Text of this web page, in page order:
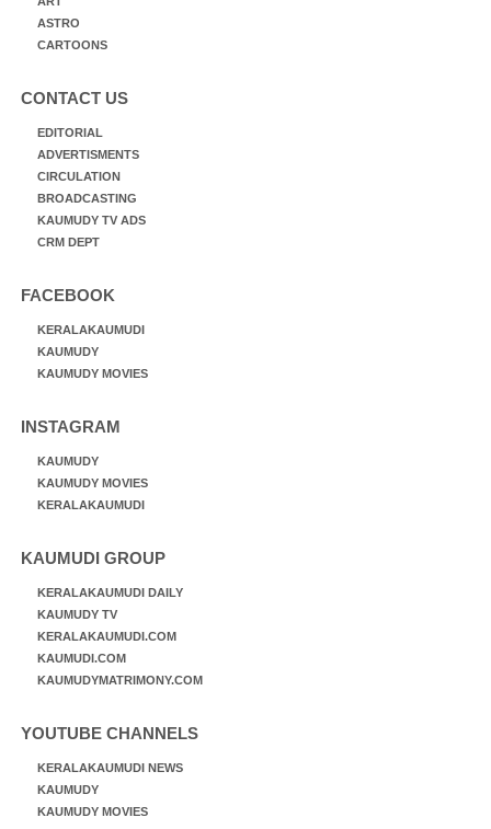
ASTRO
CARTOONS
CONTACT US
EDITORIAL
ADVERTISMENTS
CIRCULATION
BROADCASTING
KAUMUDY TV ADS
CRM DEPT
FACEBOOK
KERALAKAUMUDI
KAUMUDY
KAUMUDY MOVIES
INSTAGRAM
KAUMUDY
KAUMUDY MOVIES
KERALAKAUMUDI
KAUMUDI GROUP
KERALAKAUMUDI DAILY
KAUMUDY TV
KERALAKAUMUDI.COM
KAUMUDI.COM
KAUMUDYMATRIMONY.COM
YOUTUBE CHANNELS
KERALAKAUMUDI NEWS
KAUMUDY
KAUMUDY MOVIES